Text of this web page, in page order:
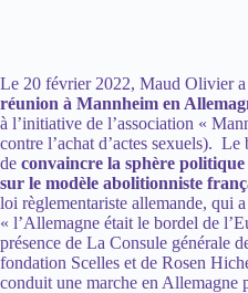
Le 20 février 2022, Maud Olivier a
réunion à Mannheim en
à l’initiative de l’association «
contre l’achat d’actes sexuels).
de convaincre la sphère
sur le modèle abolitionniste
loi règlementariste allemande, qui
« l’Allemagne était le bordel de
présence de La Consule générale
fondation Scelles et de Rosen
conduit une marche en Allemagne